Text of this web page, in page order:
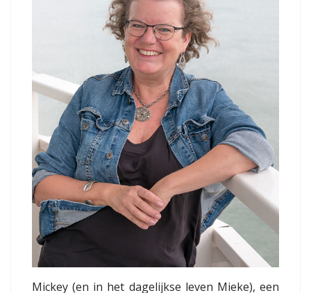
Mickey (en in het dagelijkse leven Mieke), een